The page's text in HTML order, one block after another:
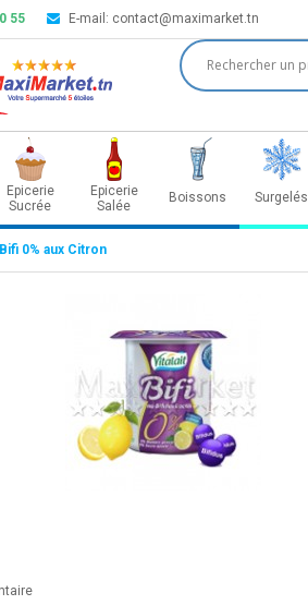
55 E-mail: contact@maximarket.tn
Epicerie
Sucrée
Epicerie
Salée
Boissons Surgelés
Bifi 0% aux Citron